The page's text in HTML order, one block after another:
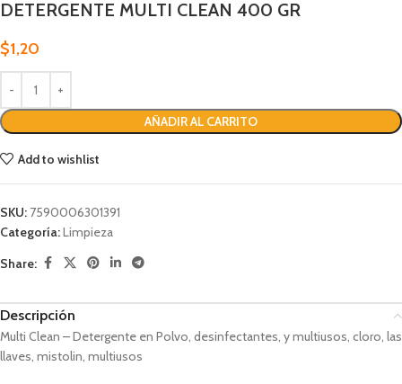
DETERGENTE MULTI CLEAN 400 GR
$1,20
AÑADIR AL CARRITO
Add to wishlist
SKU: 7590006301391
Categoría:Limpieza
Share:
Descripción
Multi Clean – Detergente en Polvo, desinfectantes, y multiusos, cloro, las
llaves, mistolin, multiusos